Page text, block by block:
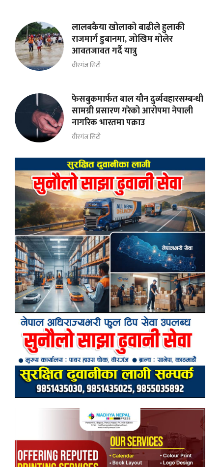
लालबकैया खोलाको बाढीले हुलाकी
राजमार्ग डुबानमा, जोखिम मोलेर
आवतजावत गर्दै यात्रु
वीरगंज सिटी
फेसबुकमार्फत बाल यौन दुर्व्यवहारसम्बन्धी
सामग्री प्रसारण गरेको आरोपमा नेपाली
नागरिक भारतमा पक्राउ
वीरगंज सिटी